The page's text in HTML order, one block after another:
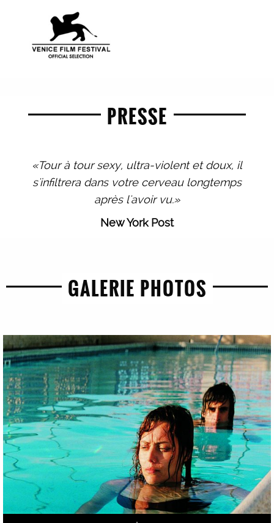
PRESSE
«Tour à tour sexy, ultra-violent et doux, il
s'infiltrera dans votre cerveau longtemps
après l'avoir vu.»
New York Post
GALERIE PHOTOS